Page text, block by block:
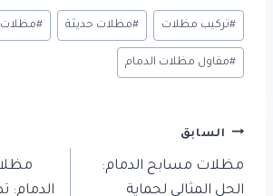
وسوم
المقال:
#تركيب مظلات #مظلات حديثة #مظلات
#مقاول مظلات الدمام
تصفّح
المقالات
السابق
مظلات مسابح الدمام:
الحل المثالي لحماية